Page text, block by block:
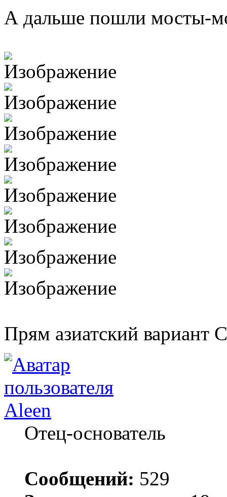
А дальше пошли мосты-
Прям азиатский вариант
Aleen
Отец-основатель
Сообщений: 529